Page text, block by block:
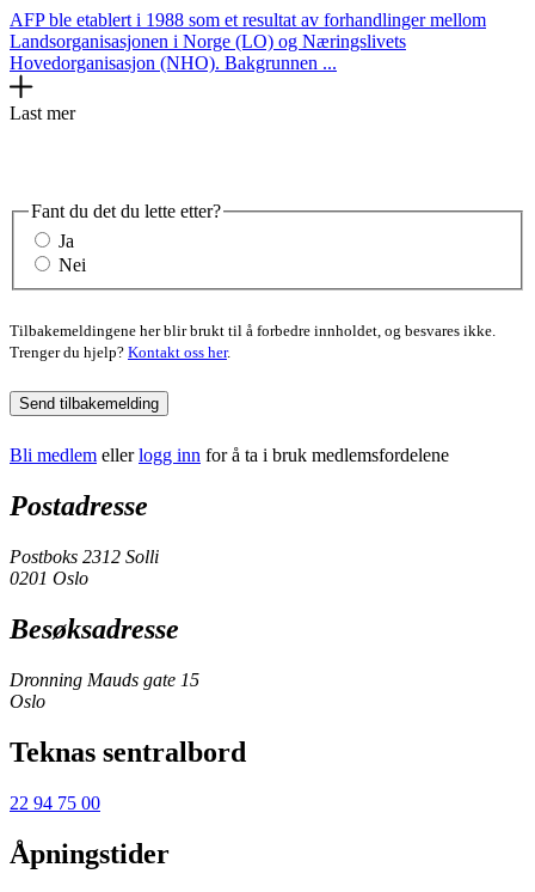
AFP ble etablert i 1988 som et resultat av forhandlinger mellom
Landsorganisasjonen i Norge (LO) og Næringslivets
Hovedorganisasjon (NHO). Bakgrunnen ...
Last mer
Fant du det du lette etter?
Ja
Nei
Tilbakemeldingene her blir brukt til å forbedre innholdet, og besvares ikke.
Trenger du hjelp? Kontakt oss her.
Send tilbakemelding
Bli medlem ellerlogg inn for å ta i bruk medlemsfordelene
Postadresse
Postboks 2312 Solli
0201 Oslo
Besøksadresse
Dronning Mauds gate 15
Oslo
Teknas sentralbord
22 94 75 00
Åpningstider